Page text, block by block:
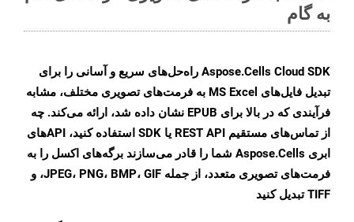
به گام
Aspose.Cells Cloud SDK راه‌حل‌های سریع و آسانی را برای
تبدیل فایل‌های MS Excel به فرمت‌های تصویری مختلف، مشابه
فرآیندی که در بالا برای EPUB نشان داده شد، ارائه می‌کند. چه
از تماس‌های مستقیم REST API یا SDK استفاده کنید، APIهای
ابری Aspose.Cells شما را قادر می‌سازند برگه‌های اکسل را به
فرمت‌های تصویری متعدد، از جمله JPEG، PNG، BMP، GIF، و
TIFF تبدیل کنید